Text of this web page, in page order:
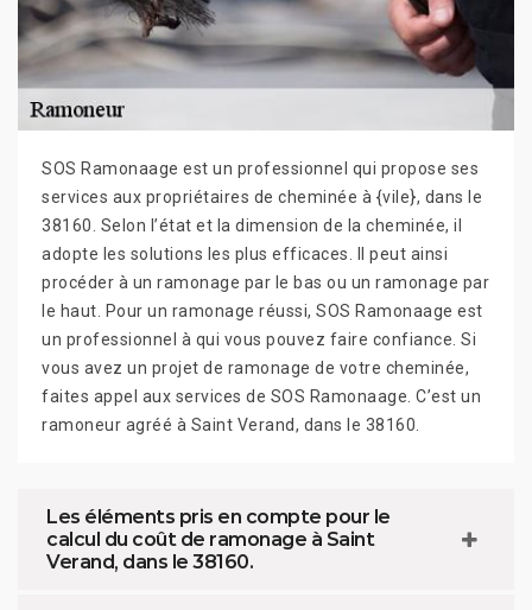
SOS Ramonaage est un professionnel qui propose ses
services aux propriétaires de cheminée à {vile}, dans le
38160. Selon l’état et la dimension de la cheminée, il
adopte les solutions les plus efficaces. Il peut ainsi
procéder à un ramonage par le bas ou un ramonage par
le haut. Pour un ramonage réussi, SOS Ramonaage est
un professionnel à qui vous pouvez faire confiance. Si
vous avez un projet de ramonage de votre cheminée,
faites appel aux services de SOS Ramonaage. C’est un
ramoneur agréé à Saint Verand, dans le 38160.
Les éléments pris en compte pour le
calcul du coût de ramonage à Saint
Verand, dans le 38160.